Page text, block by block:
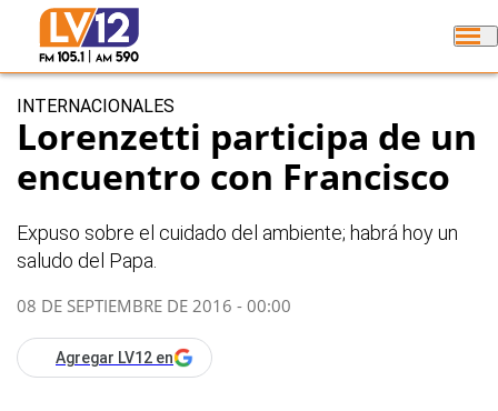
INTERNACIONALES
Lorenzetti participa de un
encuentro con Francisco
Expuso sobre el cuidado del ambiente; habrá hoy un
saludo del Papa.
08 DE SEPTIEMBRE DE 2016 - 00:00
Agregar LV12 en